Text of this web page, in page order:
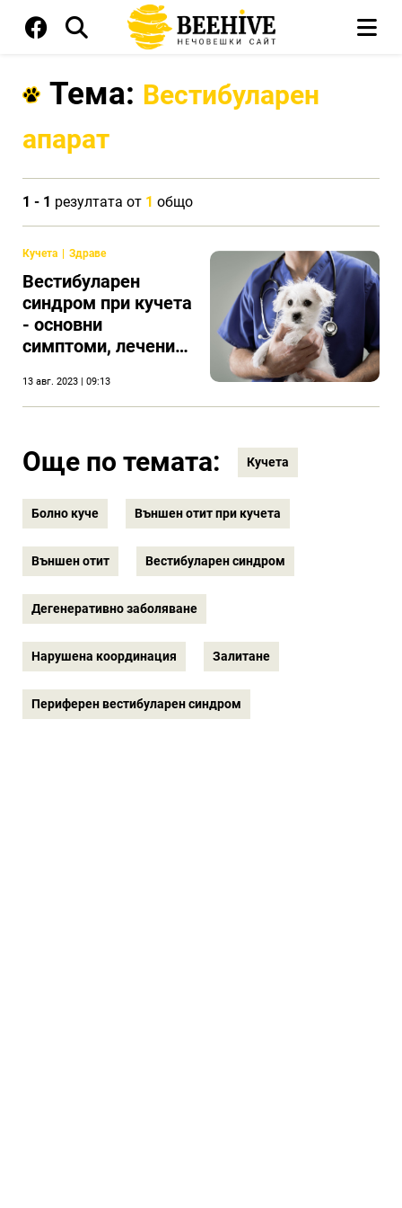
Тема: Вестибуларен
апарат
1 - 1 резултата от 1 общо
Кучета Здраве
Вестибуларен
синдром при кучета
- основни
симптоми, лечение
13 авг. 2023 | 09:13
Още по темата: Кучета
Болно куче Външен отит при кучета
Външен отит Вестибуларен синдром
Дегенеративно заболяване
Нарушена координация Залитане
Периферен вестибуларен синдром